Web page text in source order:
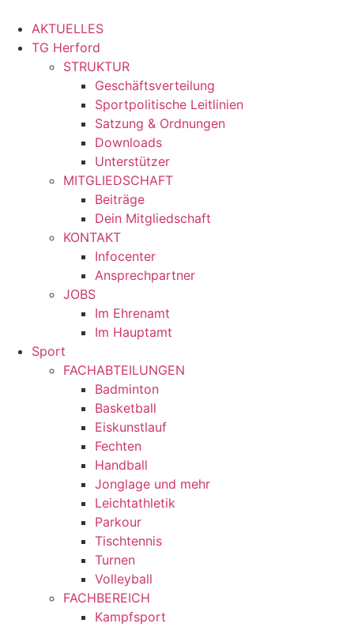
Inhalt
springen
AKTUELLES
TG Herford
STRUKTUR
Geschäftsverteilung
Sportpolitische Leitlinien
Satzung & Ordnungen
Downloads
Unterstützer
MITGLIEDSCHAFT
Beiträge
Dein Mitgliedschaft
KONTAKT
Infocenter
Ansprechpartner
JOBS
Im Ehrenamt
Im Hauptamt
Sport
FACHABTEILUNGEN
Badminton
Basketball
Eiskunstlauf
Fechten
Handball
Jonglage und mehr
Leichtathletik
Parkour
Tischtennis
Turnen
Volleyball
FACHBEREICH
Kampfsport